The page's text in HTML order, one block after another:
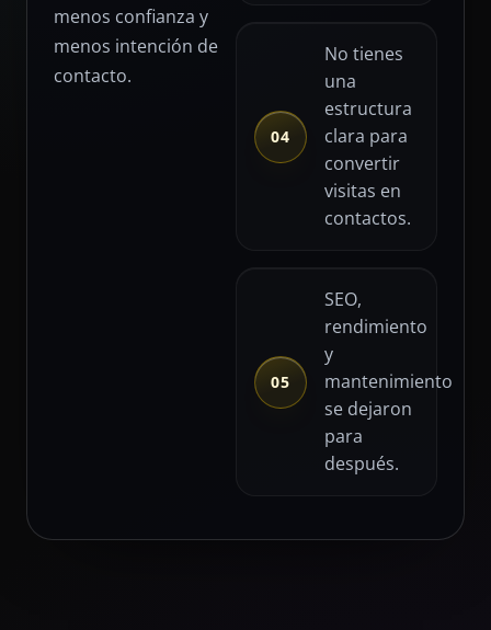
menos confianza y
menos intención de
contacto.
04
No tienes
una
estructura
clara para
convertir
visitas en
contactos.
05
SEO,
rendimiento
y
mantenimiento
se dejaron
para
después.